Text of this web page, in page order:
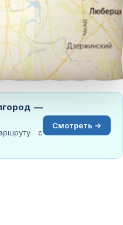
—
с
Смотреть →